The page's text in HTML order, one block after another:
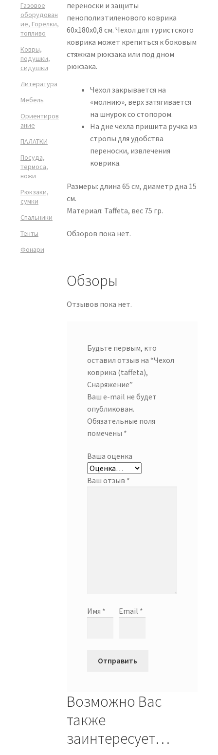
переноски и защиты
пенополиэтиленового коврика
60х180х0,8 см. Чехол для туристского
коврика может крепиться к боковым
стяжкам рюкзака или под дном
рюкзака.
Чехол закрывается на
«молнию», верх затягивается
на шнурок со стопором.
На дне чехла пришита ручка из
стропы для удобства
переноски, извлечения
коврика.
Размеры: длина 65 см, диаметр дна 15
см.
Материал: Taffeta, вес 75 гр.
Обзоров пока нет.
Обзоры
Отзывов пока нет.
Будьте первым, кто
оставил отзыв на “Чехол
коврика (taffeta),
Снаряжение”
Ваш e-mail не будет
опубликован.
Обязательные поля
помечены *
Ваша оценка
Ваш отзыв *
Имя * Email *
Возможно Вас
также
заинтересует…
Газовое
оборудован
ие, Горелки,
топливо
Ковры,
подушки,
сидушки
Литература
Мебель
Ориентиров
ание
ПАЛАТКИ
Посуда,
термоса,
ножи
Рюкзаки,
сумки
Спальники
Тенты
Фонари